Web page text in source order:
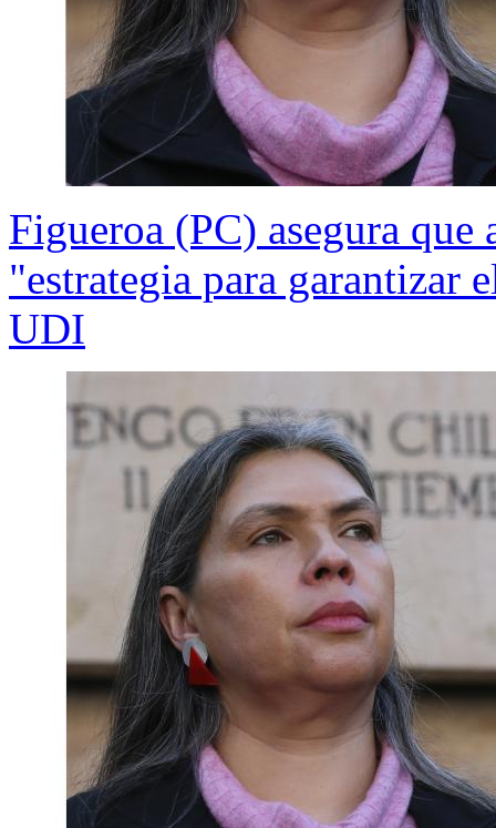
Figueroa (PC) asegura que
"estrategia para garantizar
UDI